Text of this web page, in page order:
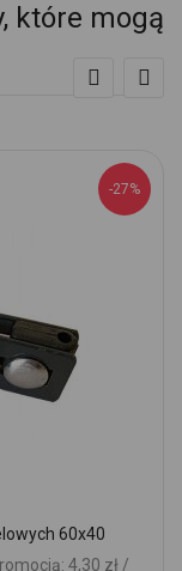
które mogą
-27%
60x40
4,30 zł /